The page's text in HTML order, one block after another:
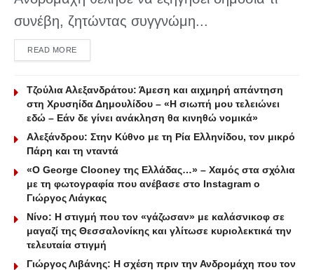
συνέβη, ζητώντας συγγνώμη...
READ MOREDETAILS
Τζούλια Αλεξανδράτου: Άμεση και αιχμηρή απάντηση
στη Χρυσηίδα Δημουλίδου – «Η σιωπή μου τελειώνει
εδώ – Εάν δε γίνει ανάκληση θα κινηθώ νομικά»
Αλεξάνδρου: Στην Κύθνο με τη Ρία Ελληνίδου, τον μικρό
Πάρη και τη νταντά
«Ο George Clooney της Ελλάδας…» – Χαμός στα σχόλια
με τη φωτογραφία που ανέβασε στο Instagram ο
Γιώργος Λιάγκας
Νίνο: Η στιγμή που τον «γάζωσαν» με καλάσνικοφ σε
μαγαζί της Θεσσαλονίκης και γλίτωσε κυριολεκτικά την
τελευταία στιγμή
Γιώργος Λιβάνης: Η σχέση πριν την Ανδρομάχη που τον